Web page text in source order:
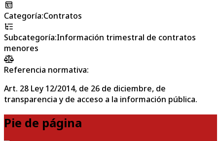
Categoría:Contratos
Subcategoría:Información trimestral de contratos
menores
Referencia normativa:
Art. 28 Ley 12/2014, de 26 de diciembre, de
transparencia y de acceso a la información pública.
Pie de página